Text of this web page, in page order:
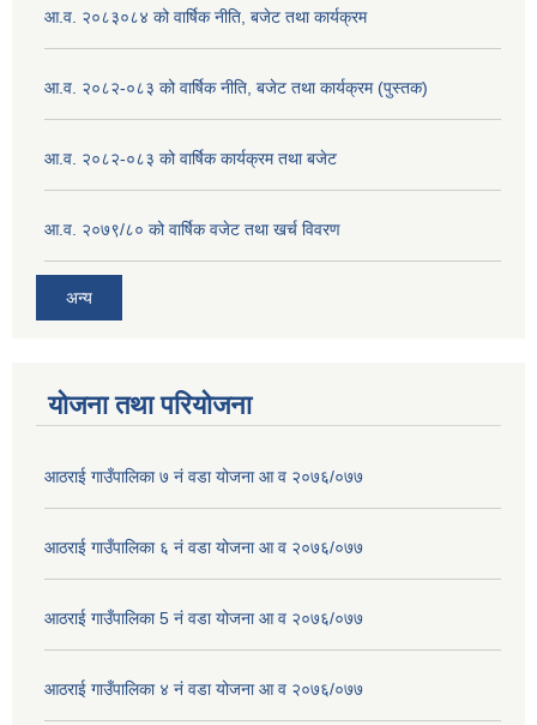
आ.व. २०८३०८४ को वार्षिक नीति, बजेट तथा कार्यक्रम
आ.व. २०८२-०८३ को वार्षिक नीति, बजेट तथा कार्यक्रम (पुस्तक)
आ.व. २०८२-०८३ को वार्षिक कार्यक्रम तथा बजेट
आ.व. २०७९/८० को वार्षिक वजेट तथा खर्च विवरण
अन्य
योजना तथा परियोजना
आठराई गाउँपालिका ७ नं वडा योजना आ व २०७६/०७७
आठराई गाउँपालिका ६ नं वडा योजना आ व २०७६/०७७
आठराई गाउँपालिका 5 नं वडा योजना आ व २०७६/०७७
आठराई गाउँपालिका ४ नं वडा योजना आ व २०७६/०७७